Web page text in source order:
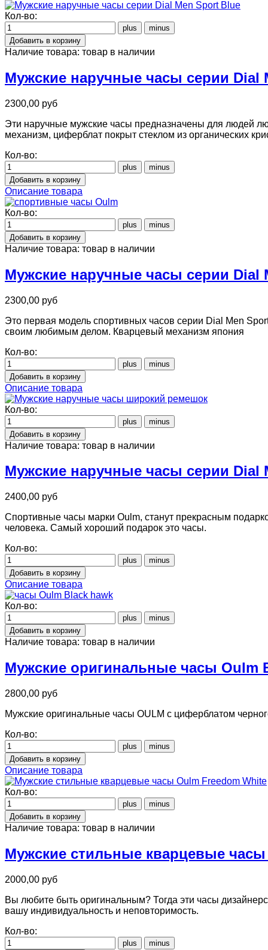
Кол-во:
Наличие товара: товар в наличии
Мужские наручные часы серии Dial
2300,00 руб
Эти наручные мужские часы предназначены для людей
механизм, циферблат покрыт стеклом из органических
Кол-во:
Описание товара
Кол-во:
Наличие товара: товар в наличии
Мужские наручные часы серии Dial
2300,00 руб
Это первая модель спортивных часов серии Dial Men
своим любимым делом. Кварцевый механизм япония
Кол-во:
Описание товара
Кол-во:
Наличие товара: товар в наличии
Мужские наручные часы серии Dial
2400,00 руб
Спортивные часы марки Oulm, станут прекрасным
человека. Самый хороший подарок это часы.
Кол-во:
Описание товара
Кол-во:
Наличие товара: товар в наличии
Мужские оригинальные часы Oulm
2800,00 руб
Мужские оригинальные часы OULM с циферблатом
Кол-во:
Описание товара
Кол-во:
Наличие товара: товар в наличии
Мужские стильные кварцевые
2000,00 руб
Вы любите быть оригинальным? Тогда эти часы
вашу индивидуальность и неповторимость.
Кол-во: